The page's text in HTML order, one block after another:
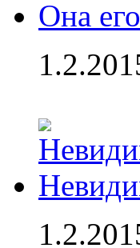
Она